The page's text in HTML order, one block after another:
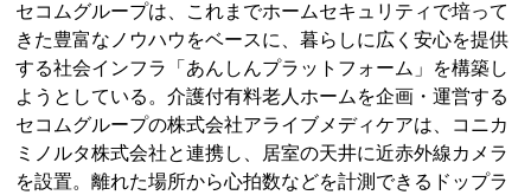
セコムグループは、これまでホームセキュリティで培って
きた豊富なノウハウをベースに、暮らしに広く安心を提供
する社会インフラ「あんしんプラットフォーム」を構築し
ようとしている。介護付有料老人ホームを企画・運営する
セコムグループの株式会社アライブメディケアは、コニカ
ミノルタ株式会社と連携し、居室の天井に近赤外線カメラ
を設置。離れた場所から心拍数などを計測できるドップラ